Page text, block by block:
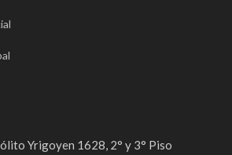
Yrigoyen 1628, 2° y 3° Piso